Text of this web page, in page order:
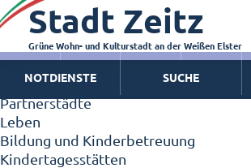
Zeitz - Die Kleinstadt
Willkommen in Zeitz!
Interview mit Oberbürgermeister
Zeitz - Stadt der Zukunft
Ortschaften
Partnerstädte
Leben
Bildung und Kinderbetreuung
Kindertagesstätten
Stadt Zeitz
Grüne Wohn- und Kulturstadt an der Weißen Elster
NOTDIENSTE SUCHE